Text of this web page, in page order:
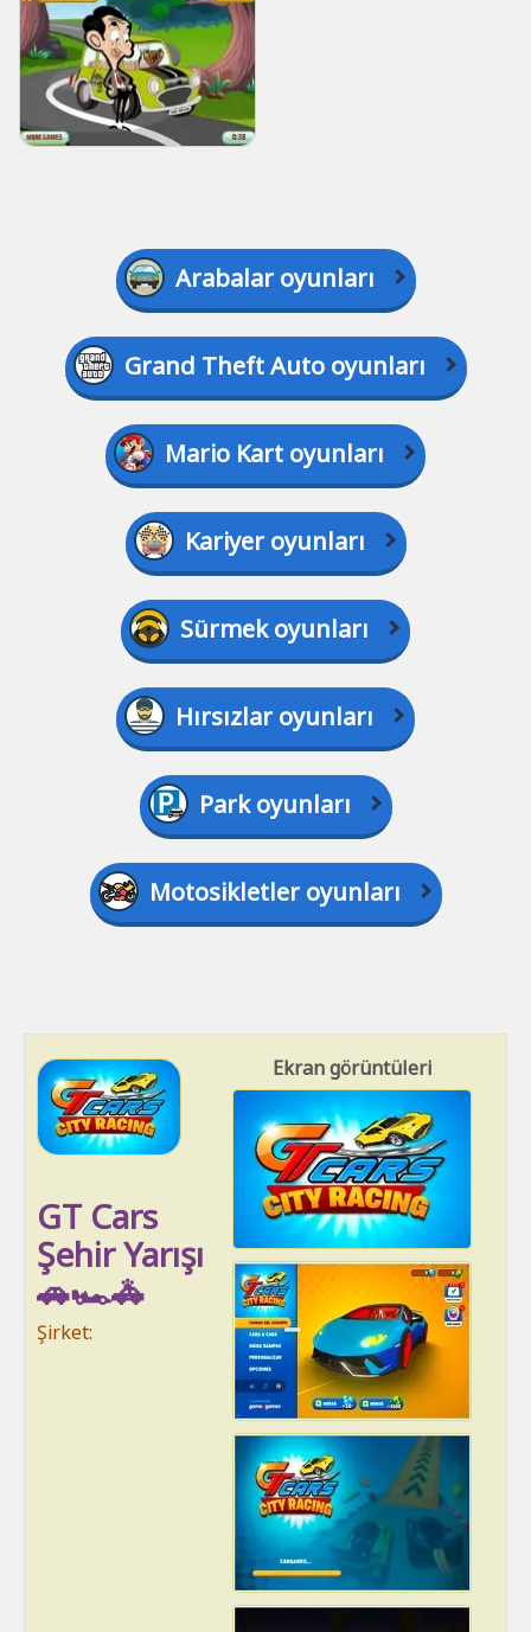
Arabalar oyunları
Grand Theft Auto oyunları
Mario Kart oyunları
Kariyer oyunları
Sürmek oyunları
Hırsızlar oyunları
Park oyunları
Motosikletler oyunları
Ekran görüntüleri
GT Cars
Şehir Yarışı
🚗🏎🚓
Şirket: